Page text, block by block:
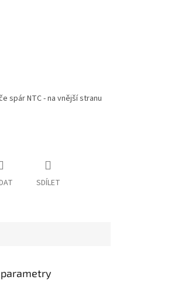
spár NTC - na vnější stranu
SDÍLET